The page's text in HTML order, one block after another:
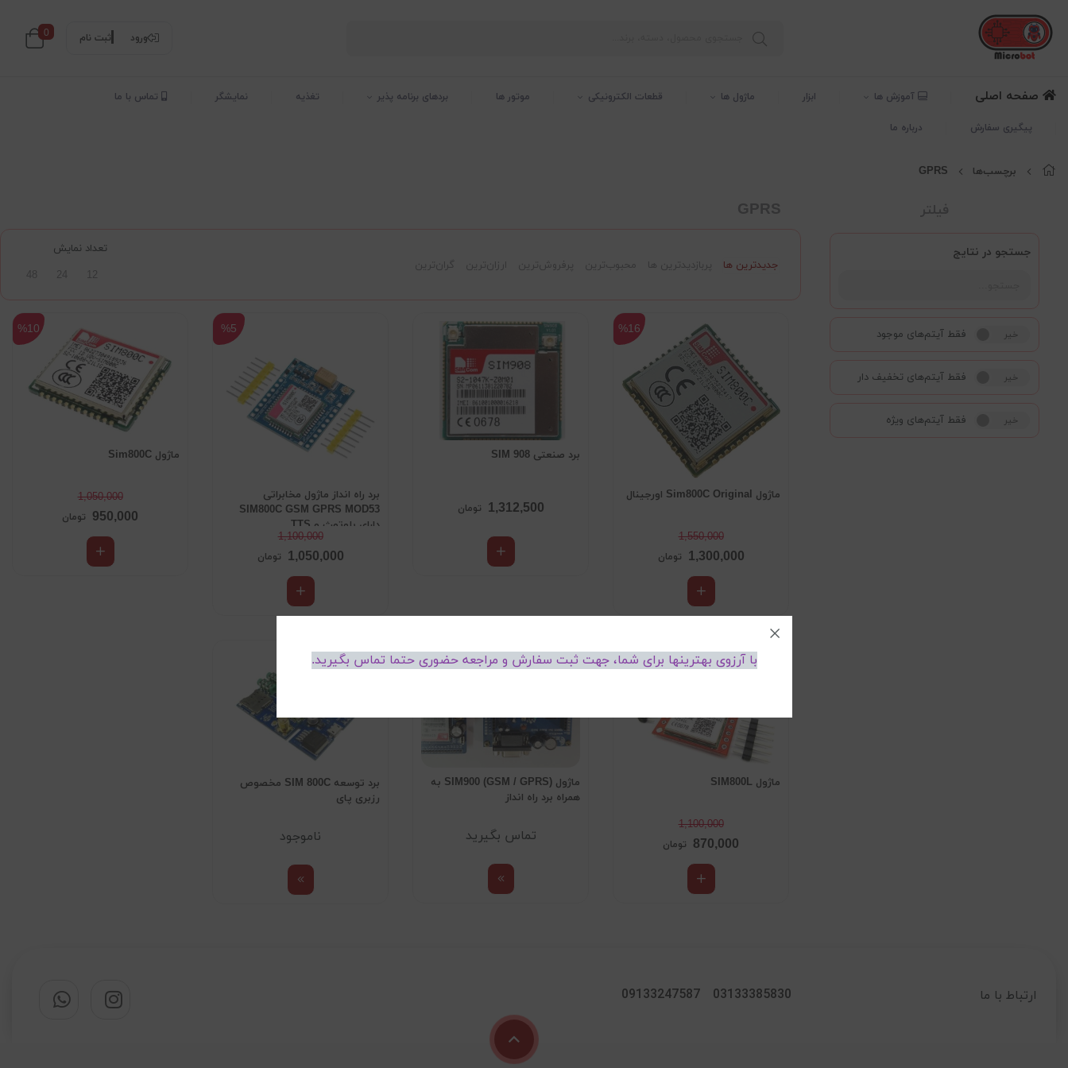
ورود ثبت نام 0
صفحه اصلی آموزش ها ابزار ماژول ها قطعات الکترونیکی موتور ها بردهای برنامه پذیر تغذیه نمایشگر تماس با ما
پیگیری سفارش درباره ما
برچسب‌ها GPRS
فیلتر
جستجو در نتایج
بله خیر فقط آیتم‌های موجود
بله خیر فقط آیتم‌های تخفیف دار
بله خیر فقط آیتم‌های ویژه
GPRS
جدیدترین ها پربازدیدترین ها محبوب‌‌ترین پرفروش‌ترین ارزان‌ترین گران‌ترین
تعداد نمایش
12
24
48
ماژول Sim800C Original اورجینال
1,550,000
%16
1,300,000 تومان
برد صنعتی SIM 908
1,312,500 تومان
برد راه انداز ماژول مخابراتی
SIM800C GSM GPRS MOD53
دارای بلوتوث و TTS
1,100,000
%5
1,050,000 تومان
ماژول Sim800C
1,050,000
%10
950,000 تومان
ماژول SIM800L
1,100,000
%21
870,000 تومان
ماژول SIM900 (GSM / GPRS) به
همراه برد راه انداز
تماس بگیرید
برد توسعه SIM 800C مخصوص
رزبری پای
ناموجود
ارتباط با ما 03133385830
09133247587
با آرزوی بهترینها برای شما، جهت ثبت سفارش و مراجعه حضوری حتما تماس بگیرید.